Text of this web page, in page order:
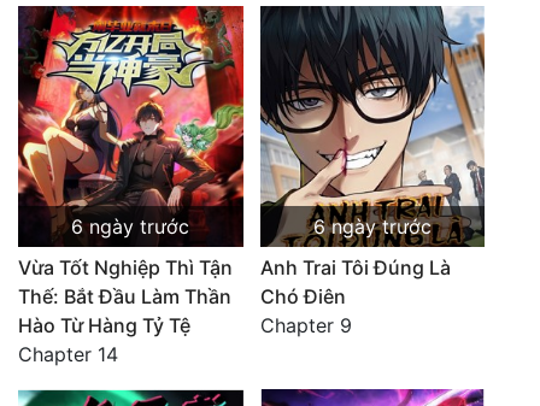
6 ngày trước
Vừa Tốt Nghiệp Thì Tận
Thế: Bắt Đầu Làm Thần
Hào Từ Hàng Tỷ Tệ
Chapter 14
6 ngày trước
Anh Trai Tôi Đúng Là
Chó Điên
Chapter 9